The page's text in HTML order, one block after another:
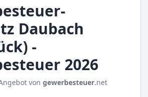
Daubach
-
2026
von gewerbesteuer.net